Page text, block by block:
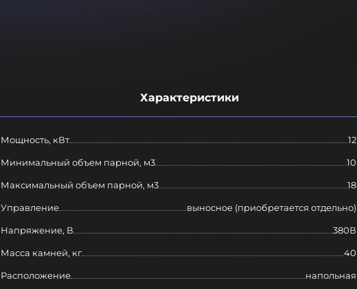
Характеристики
Мощность, кВт 12
Минимальный объем парной, м3 10
Максимальный объем парной, м3 18
Управление выносное (приобретается отдельно)
Напряжение, В 380В
Масса камней, кг 40
Расположение напольная